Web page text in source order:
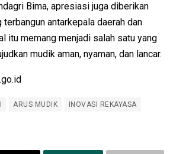
Bima, apresiasi juga diberikan
antarkepala daerah dan
itu memang menjadi salah satu yang
mudik aman, nyaman, dan lancar.
ARUS MUDIK INOVASI REKAYASA